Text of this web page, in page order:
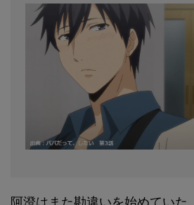
阿澄はまた勘違いを始めていた。